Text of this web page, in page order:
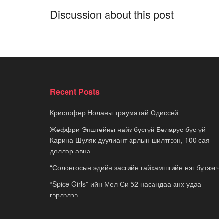
Discussion about this post
Recent Posts
Кристофер Ноланы трауматай Одиссей
Жеффри Эпштейны найз бүсгүй Беларус бүсгүй
Карина Шуляк дуулиант арлын шилтгээн, 100 сая
доллар авна
“Солонгосын эдийн засгийн гайхамшгийн нэг
“Spice Girls”-ийн Мел Си 52 насандаа анх удаа
гэрлэлээ